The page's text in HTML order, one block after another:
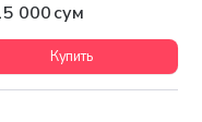
000 сум
Купить